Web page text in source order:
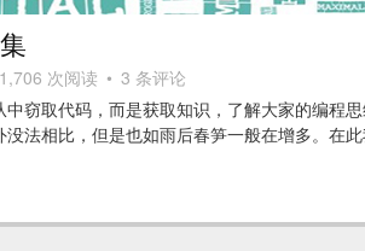
次阅读 • 3 条评论
窃取代码，而是获取知识，了解大家的编程
法相比，但是也如雨后春笋一般在增多。在